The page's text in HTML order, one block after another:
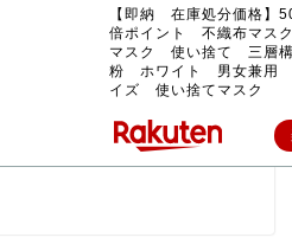
【即納 在庫処分価格
倍ポイント 不織布マ
マスク 使い捨て 三層
粉 ホワイト 男女兼用
イズ 使い捨てマスク